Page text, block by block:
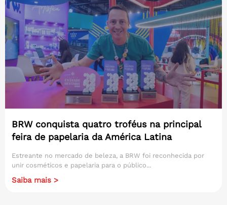
BRW conquista quatro troféus na principal
feira de papelaria da América Latina
Estreante no mercado de beleza, a BRW foi reconhecida por
unir cosméticos e papelaria para o público...
Saiba mais >